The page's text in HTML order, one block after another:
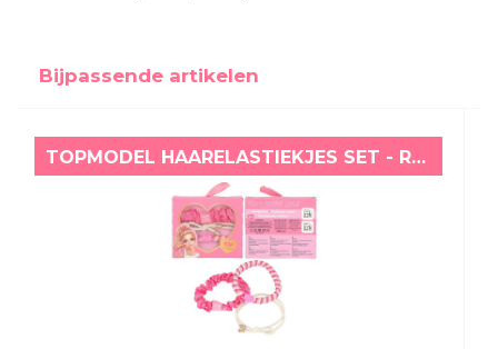
Bijpassende artikelen
TOPMODEL HAARELASTIEKJES SET - ROZE - CHRISTY